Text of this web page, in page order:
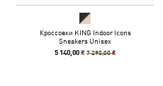
Кроссовки KING Indoor Icons
Sneakers Unisex
5 140,00 ₴7 290,00 ₴